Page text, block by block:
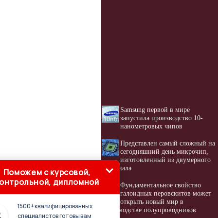
Samsung первой в мире
запустила производство 10-
нанометровых чипов
Представлен самый сложный на
сегодняшний день микрочип,
изготовленный из двумерного
материала
Фундаментальное свойство
галоидных перовскитов может
открыть новый мир в
производстве полупроводников
Поможем с курсовой,
дипломной
1500+ квалифицированных
специалистов готовы вам